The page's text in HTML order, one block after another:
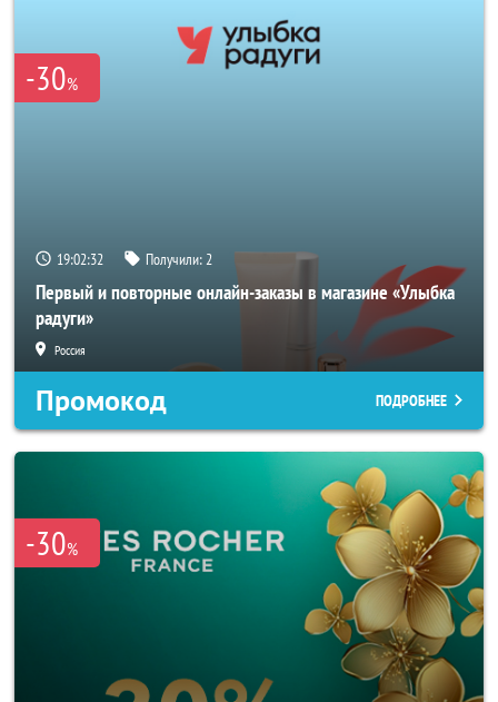
-30%
19:02:30 Получили:2
Первый и повторные онлайн-заказы в магазине «Улыбка
радуги»
Россия
Промокод ПОДРОБНЕЕ
-30%